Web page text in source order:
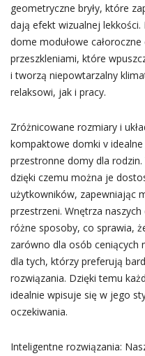
geometryczne bryły, które
dają efekt wizualnej lekkości.
dome modułowe
przeszkleniami, które
i tworzą niepowtarzalny
relaksowi, jak i pracy.
Zróżnicowane rozmiary i
kompaktowe domki v idealne
przestronne domy dla
dzięki czemu można je
użytkowników, zapewniając
przestrzeni. Wnętrza
różne sposoby, co sprawia,
zarówno dla osób ceniących
dla tych, którzy preferują
rozwiązania. Dzięki temu
idealnie wpisuje się w jego
oczekiwania.
Inteligentne rozwiązania: